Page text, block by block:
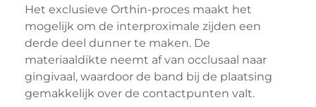
Het exclusieve Orthin-proces maakt het
mogelijk om de interproximale zijden een
derde deel dunner te maken. De
materiaaldikte neemt af van occlusaal naar
gingivaal, waardoor de band bij de plaatsing
gemakkelijk over de contactpunten valt.